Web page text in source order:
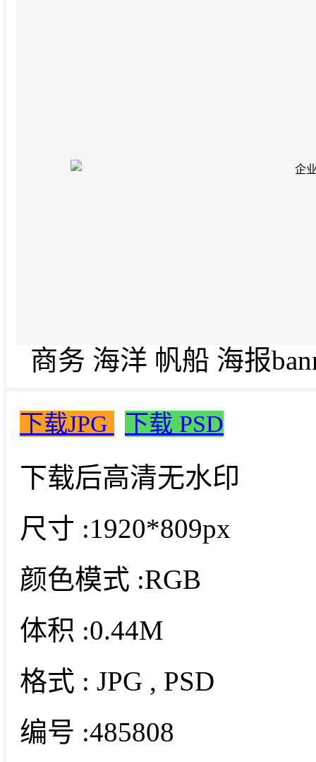
商务 海洋 帆船 海报
下载JPG 下载 PSD
下载后高清无水印
尺寸 :1920*809px
颜色模式 :RGB
体积 :0.44M
格式 : JPG , PSD
编号 :485808